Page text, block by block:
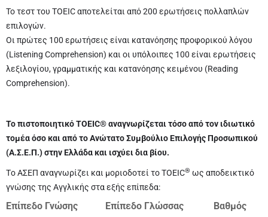
Το τεστ του TOEIC αποτελείται από 200 ερωτήσεις πολλαπλών
επιλογών.
Οι πρώτες 100 ερωτήσεις είναι κατανόησης προφορικού λόγου
(Listening Comprehension) και οι υπόλοιπες 100 είναι ερωτήσεις
λεξιλογίου, γραμματικής και κατανόησης κειμένου (Reading
Comprehension).
Το πιστοποιητικό TOEIC® αναγνωρίζεται τόσο από τον ιδιωτικό
τομέα όσο και από το Ανώτατο Συμβούλιο Επιλογής Προσωπικού
(Α.Σ.Ε.Π.) στην Ελλάδα και ισχύει δια βίου.
Tο ΑΣΕΠ αναγνωρίζει και μοριοδοτεί το TOEIC® ως αποδεικτικό
γνώσης της Αγγλικής στα εξής επίπεδα:
Επίπεδο Γνώσης Επίπεδο Γλώσσας
Βαθμός